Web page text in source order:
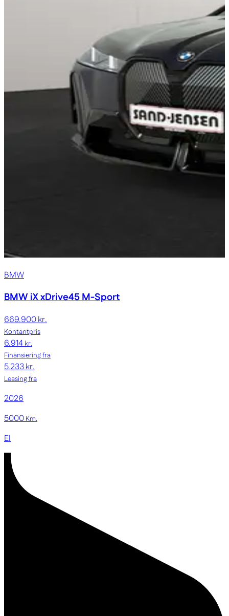
BMW
BMW iXxDrive45 M-Sport
669.900 kr.
Kontantpris
6.914kr.
Finansiering fra
5.233 kr.
Leasing fra
2026
5000Km.
El